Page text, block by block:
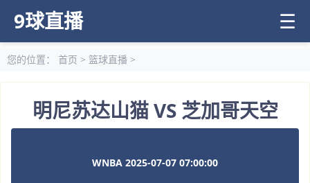
9球直播 ☰
您的位置： 首页 > 篮球直播 >
明尼苏达山猫 VS 芝加哥天空
WNBA 2025-07-07 07:00:00